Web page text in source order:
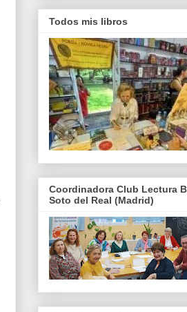
Todos mis libros
Coordinadora Club Lectura
Soto del Real (Madrid)